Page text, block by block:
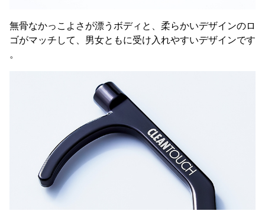
無骨なかっこよさが漂うボディと、柔らかいデザインのロ
ゴがマッチして、男女ともに受け入れやすいデザインです
。